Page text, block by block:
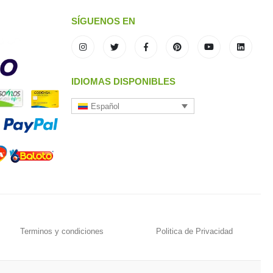
SÍGUENOS EN
IDIOMAS DISPONIBLES
Español
Terminos y condiciones Politica de Privacidad